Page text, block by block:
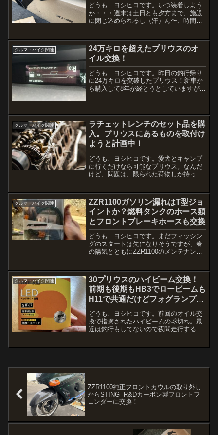
どうも、ヨシヒコです。いつ装着しよう
か・・・週末は土日とも夕方まで、施設
に閉じ込められるし（汗）ん〜、時間が
けたいし。ということで、夕方早めに仕
事を切り上げさせてもらっ...
クルマ・バイク関連
24万キロを超えたプリウスのオ
イル交換！
どうも、ヨシヒコです。昨日の釣行帰り
に24万キロを突破したプリウス！新車か
ら購入して8年が経とうとしていますが、
アンダーカバーもボ...
クルマ・バイク関連
ラチェットレンチのセット品を購
入。プリウスにあるものを取付け
ようと計画中！
どうも、ヨシヒコです。愛犬とキャンプ
に行くだけなら可能なプリウス。なんだ
けど、問題は、限られた荷物しか持って
ウスの積載量を増すためのアイテムを装
着予定です。それに先立っ...
クルマ・バイク関連
ZZR1100ガソリン漏れはT型ジョ
イントか？燃料タンクのホース類
とフロントブレーキホースも交換
どうも、ヨシヒコです。まだフィッシン
グのスタートは先になりそうですが、春
の陽気とともにZZR1100のメンテナンス
りに更なる燃料漏れが発覚・・・一度バ
ラして確認してみる...
クルマ・バイク関連
30プリウスのハイビーム交換！
前期も後期もHB3でロービームも
H11で共通だけどフォグランプ
は・・・
どうも、ヨシヒコです。前回のオイル交
換で指摘されたハイビームの球切れ。最
近は釣行もしてないので夜間走行するよ
ZZR1100純正フロントカウルの取り外し
からSTING -R&Dカーボン製フロントフ
ェンダーに交換！